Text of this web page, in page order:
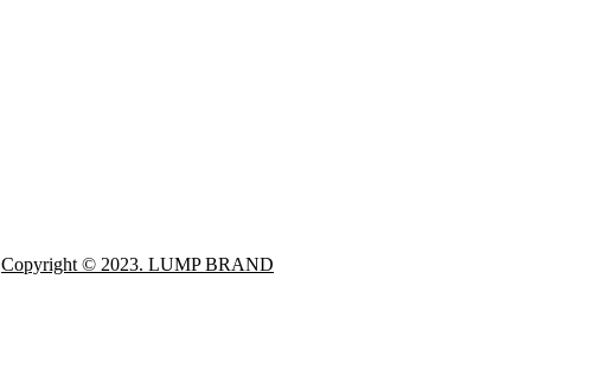
Copyright © 2023. LUMP BRAND